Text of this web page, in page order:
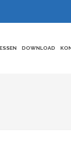
DOWNLOAD